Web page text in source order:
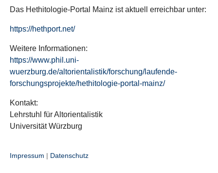
Das Hethitologie-Portal Mainz ist aktuell erreichbar unter:
https://hethport.net/
Weitere Informationen:
https://www.phil.uni-
wuerzburg.de/altorientalistik/forschung/laufende-
forschungsprojekte/hethitologie-portal-mainz/
Kontakt:
Lehrstuhl für Altorientalistik
Universität Würzburg
Impressum | Datenschutz